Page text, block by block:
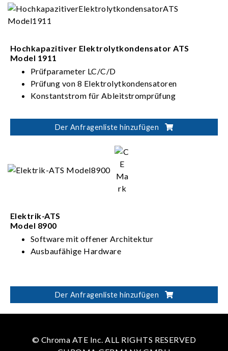
Hochkapazitiver Elektrolytkondensator ATS
Model 1911
Prüfparameter LC/C/D
Prüfung von 8 Elektrolytkondensatoren
Konstantstrom für Ableitstromprüfung
Der Anfragenliste hinzufügen
Elektrik-ATS
Model 8900
Software mit offener Architektur
Ausbaufähige Hardware
Der Anfragenliste hinzufügen
© Chroma ATE Inc. ALL RIGHTS RESERVED